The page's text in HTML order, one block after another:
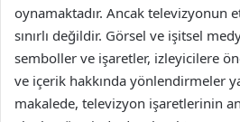
oynamaktadır. Ancak televizyonun
sınırlı değildir. Görsel ve işitsel
semboller ve işaretler, izleyicilere
ve içerik hakkında yönlendirmeler
makalede, televizyon işaretlerinin